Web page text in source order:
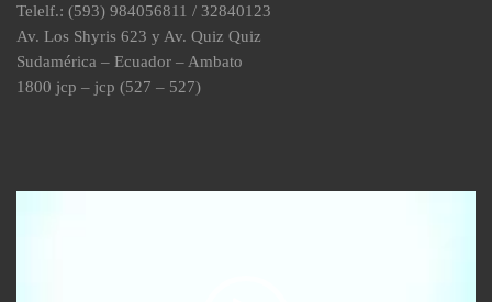
Telelf.: (593) 984056811 / 32840123
Av. Los Shyris 623 y Av. Quiz Quiz
Sudamérica – Ecuador – Ambato
1800 jcp – jcp (527 – 527)